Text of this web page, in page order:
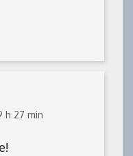
h 27 min